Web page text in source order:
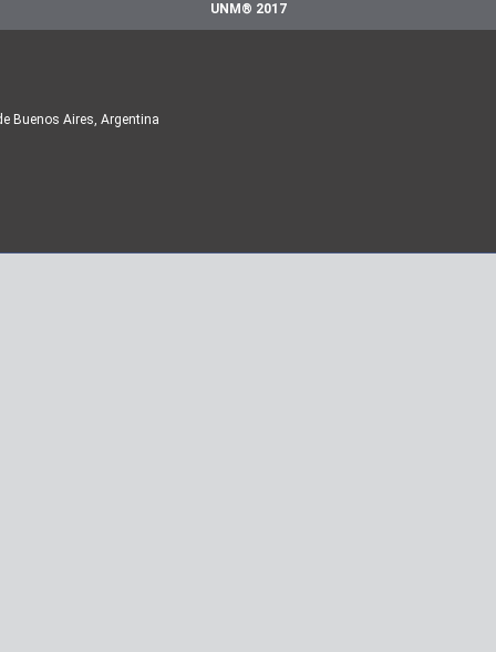
UNM® 2017
Buenos Aires, Argentina